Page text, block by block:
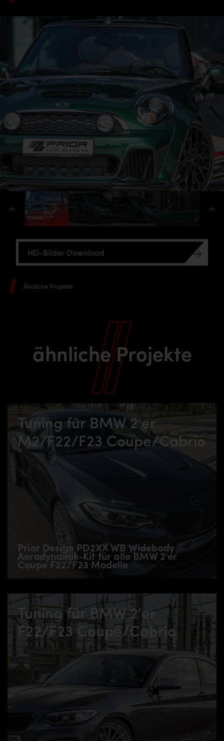
HD-Bilder Download
Ähnliche Projekte
ähnliche Projekte
Tuning für BMW 2'er
M2/F22/F23 Coupe/Cabrio
Prior Design PD2XX WB Widebody
Aerodynamik-Kit für alle BMW 2'er
Coupe F22/F23 Modelle
Tuning für BMW 2'er
F22/F23 Coupé/Cabrio